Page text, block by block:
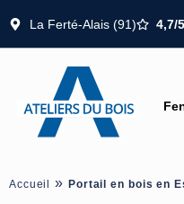
La Ferté-Alais (91) 4,7/5
Accueil » Portail en bois en